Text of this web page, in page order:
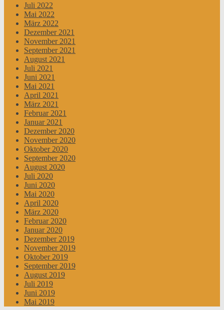
Juli 2022
Mai 2022
März 2022
Dezember 2021
November 2021
September 2021
August 2021
Juli 2021
Juni 2021
Mai 2021
April 2021
März 2021
Februar 2021
Januar 2021
Dezember 2020
November 2020
Oktober 2020
September 2020
August 2020
Juli 2020
Juni 2020
Mai 2020
April 2020
März 2020
Februar 2020
Januar 2020
Dezember 2019
November 2019
Oktober 2019
September 2019
August 2019
Juli 2019
Juni 2019
Mai 2019